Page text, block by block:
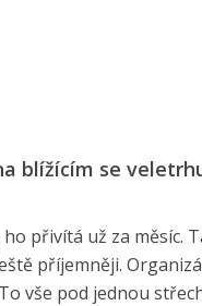
blížícím se
ho přivítá už za měsíc.
příjemněji.
vše pod jednou